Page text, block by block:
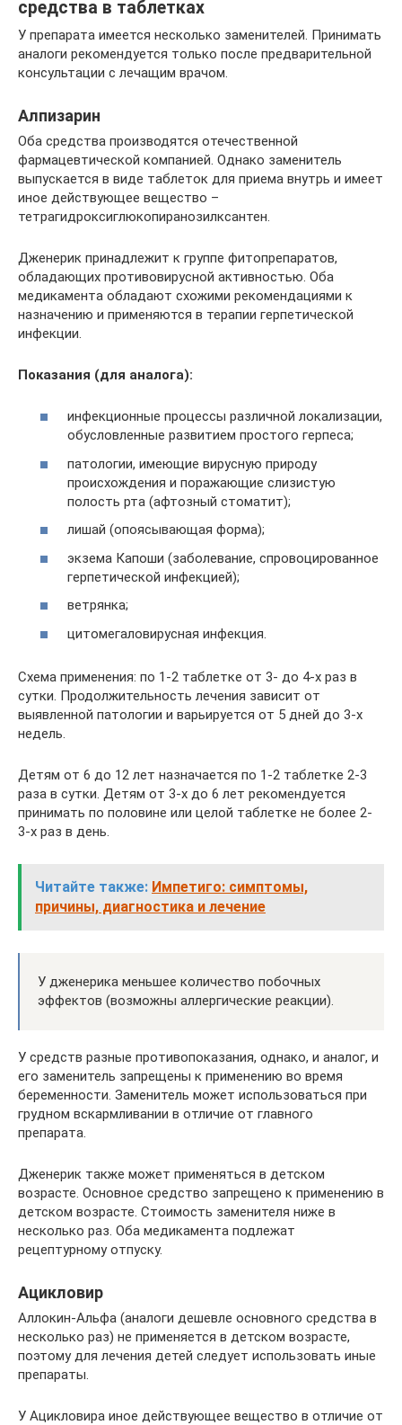
средства в таблетках
У препарата имеется несколько заменителей. Принимать
аналоги рекомендуется только после предварительной
консультации с лечащим врачом.
Алпизарин
Оба средства производятся отечественной
фармацевтической компанией. Однако заменитель
выпускается в виде таблеток для приема внутрь и имеет
иное действующее вещество –
тетрагидроксиглюкопиранозилксантен.
Дженерик принадлежит к группе фитопрепаратов,
обладающих противовирусной активностью. Оба
медикамента обладают схожими рекомендациями к
назначению и применяются в терапии герпетической
инфекции.
Показания (для аналога):
инфекционные процессы различной локализации,
обусловленные развитием простого герпеса;
патологии, имеющие вирусную природу
происхождения и поражающие слизистую
полость рта (афтозный стоматит);
лишай (опоясывающая форма);
экзема Капоши (заболевание, спровоцированное
герпетической инфекцией);
ветрянка;
цитомегаловирусная инфекция.
Схема применения: по 1-2 таблетке от 3- до 4-х раз в
сутки. Продолжительность лечения зависит от
выявленной патологии и варьируется от 5 дней до 3-х
недель.
Детям от 6 до 12 лет назначается по 1-2 таблетке 2-3
раза в сутки. Детям от 3-х до 6 лет рекомендуется
принимать по половине или целой таблетке не более 2-
3-х раз в день.
Читайте также: Импетиго: симптомы,
причины, диагностика и лечение
У дженерика меньшее количество побочных
эффектов (возможны аллергические реакции).
У средств разные противопоказания, однако, и аналог, и
его заменитель запрещены к применению во время
беременности. Заменитель может использоваться при
грудном вскармливании в отличие от главного
препарата.
Дженерик также может применяться в детском
возрасте. Основное средство запрещено к применению в
детском возрасте. Стоимость заменителя ниже в
несколько раз. Оба медикамента подлежат
рецептурному отпуску.
Ацикловир
Аллокин-Альфа (аналоги дешевле основного средства в
несколько раз) не применяется в детском возрасте,
поэтому для лечения детей следует использовать иные
препараты.
У Ацикловира иное действующее вещество в отличие от